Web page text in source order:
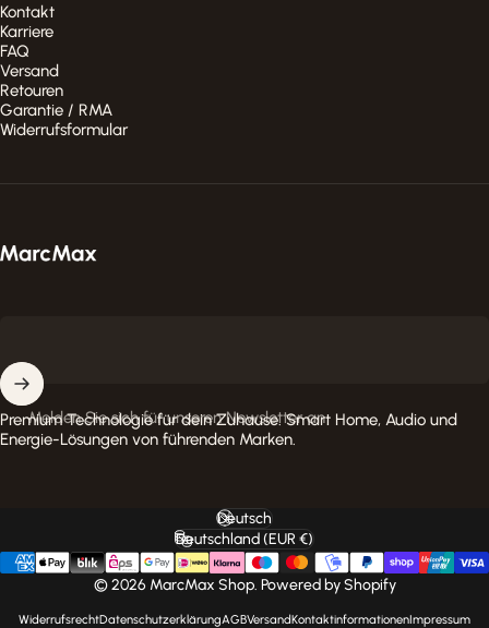
Kontakt
Karriere
FAQ
Versand
Retouren
Garantie / RMA
Widerrufsformular
MarcMax Shop
Melden Sie sich für unseren Newsletter an
Premium Technologie für dein Zuhause. Smart Home, Audio und
Energie-Lösungen von führenden Marken.
© 2026 MarcMax Shop. Powered by Shopify
WiderrufsrechtDatenschutzerklärungAGBVersandKontaktinformationenImpressum
Sprache
Deutsch
Land/Region
Deutschland (EUR €)